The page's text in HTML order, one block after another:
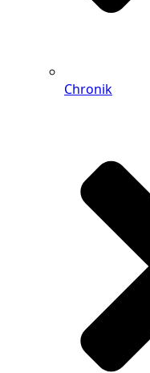
Chronik